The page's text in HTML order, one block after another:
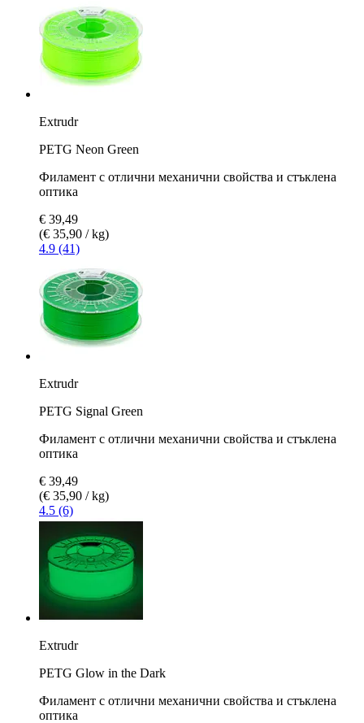
Extrudr
PETG Neon Green
Филамент с отлични механични свойства и стъклена
оптика
€ 39,49
(€ 35,90 / kg)
4.9 (41)
Extrudr
PETG Signal Green
Филамент с отлични механични свойства и стъклена
оптика
€ 39,49
(€ 35,90 / kg)
4.5 (6)
Extrudr
PETG Glow in the Dark
Филамент с отлични механични свойства и стъклена
оптика